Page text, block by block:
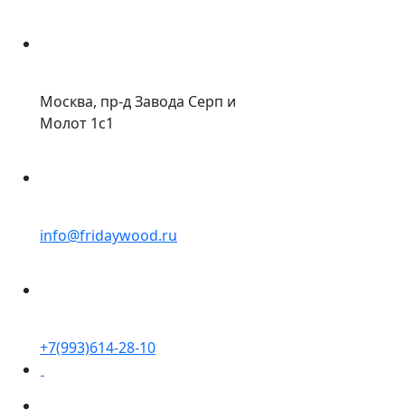
Москва, пр-д Завода Серп и
Молот 1с1
info@fridaywood.ru
+7(993)614-28-10